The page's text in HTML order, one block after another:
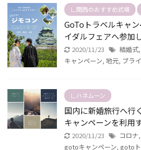
∟関西のおすすめ式場
GoToトラベルキャ
イダルフェアへ参加
2020/11/23 結婚式,
キャンペーン, 地元, ブラ
∟ハネムーン
国内に新婚旅行へ行
キャンペーンを利用
2020/11/23 コロナ,
gotoキャンペーン, goto